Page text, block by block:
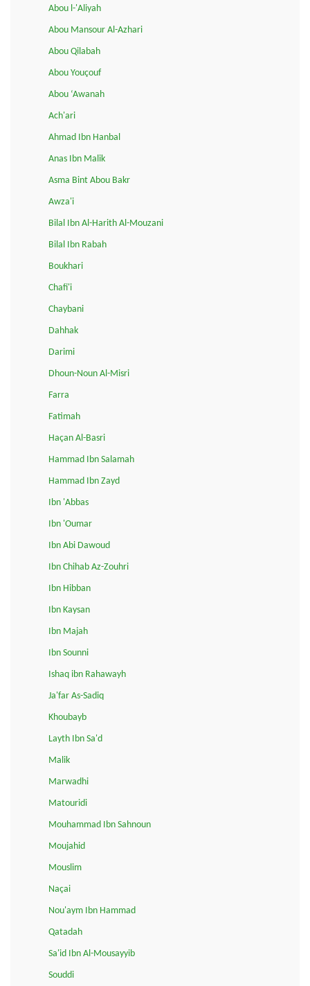
Abou l-'Aliyah
Abou Mansour Al-Azhari
Abou Qilabah
Abou Youçouf
Abou ‘Awanah
Ach'ari
Ahmad Ibn Hanbal
Anas Ibn Malik
Asma Bint Abou Bakr
Awza'i
Bilal Ibn Al-Harith Al-Mouzani
Bilal Ibn Rabah
Boukhari
Chafi'i
Chaybani
Dahhak
Darimi
Dhoun-Noun Al-Misri
Farra
Fatimah
Haçan Al-Basri
Hammad Ibn Salamah
Hammad Ibn Zayd
Ibn 'Abbas
Ibn 'Oumar
Ibn Abi Dawoud
Ibn Chihab Az-Zouhri
Ibn Hibban
Ibn Kaysan
Ibn Majah
Ibn Sounni
Ishaq ibn Rahawayh
Ja'far As-Sadiq
Khoubayb
Layth Ibn Sa'd
Malik
Marwadhi
Matouridi
Mouhammad Ibn Sahnoun
Moujahid
Mouslim
Naçai
Nou'aym Ibn Hammad
Qatadah
Sa'id Ibn Al-Mousayyib
Souddi